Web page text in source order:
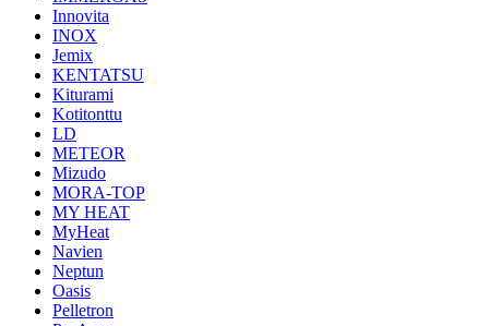
Innovita
INOX
Jemix
KENTATSU
Kiturami
Kotitonttu
LD
METEOR
Mizudo
MORA-TOP
MY HEAT
MyHeat
Navien
Neptun
Oasis
Pelletron